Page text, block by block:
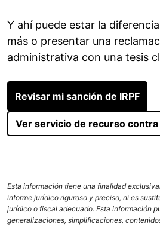
Y ahí puede estar la
más o presentar una
administrativa con una tesis
Revisar mi sanción de IRPF
Ver servicio de recurso contra
Esta información tiene una finalidad
informe jurídico riguroso y preciso, ni es
jurídico o fiscal adecuado. Esta información
generalizaciones, simplificaciones,